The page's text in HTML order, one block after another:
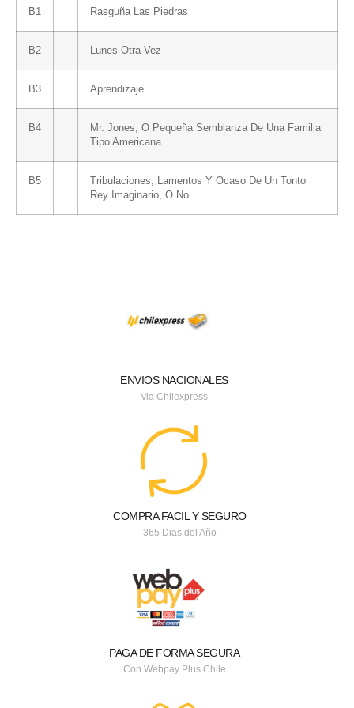
B1 Rasguña Las Piedras
B2 Lunes Otra Vez
B3 Aprendizaje
B4
Mr. Jones, O Pequeña Semblanza De Una Familia
Tipo Americana
B5
Tribulaciones, Lamentos Y Ocaso De Un Tonto
Rey Imaginario, O No
ENVIOS NACIONALES
via Chilexpress
COMPRA FACIL Y SEGURO
365 Dias del Año
PAGA DE FORMA SEGURA
Con Webpay Plus Chile